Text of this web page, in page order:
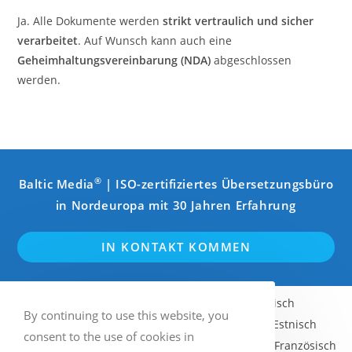
Ja. Alle Dokumente werdenstrikt vertraulich und sicher
verarbeitet. Auf Wunsch kann auch eine
Geheimhaltungsvereinbarung (NDA) abgeschlossen
werden.
Baltic Media® | ISO-zertifiziertes Übersetzungsbüro
in Nordeuropa mit 30 Jahren Erfahrung
IN KONTAKT KOMMEN
Finnisch
Norwegisch (Bokmål)
Lettisch
Estnisch
Litauisch
Russisch Französisch
By continuing to use this website, you
consent to the use of cookies in